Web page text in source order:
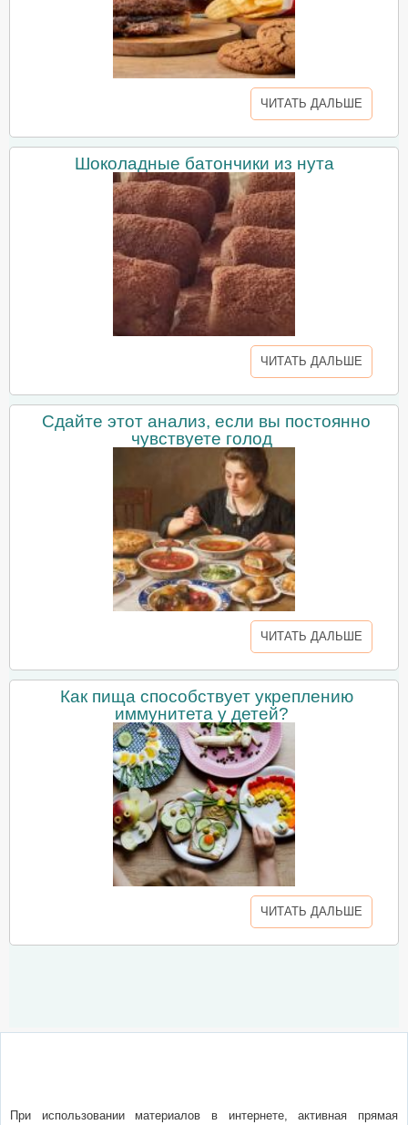
ЧИТАТЬ ДАЛЬШЕ
Шоколадные батончики из нута
ЧИТАТЬ ДАЛЬШЕ
Сдайте этот анализ, если вы постоянно
чувствуете голод
ЧИТАТЬ ДАЛЬШЕ
Как пища способствует укреплению
иммунитета у детей?
ЧИТАТЬ ДАЛЬШЕ
При использовании материалов в интернете, активная прямая